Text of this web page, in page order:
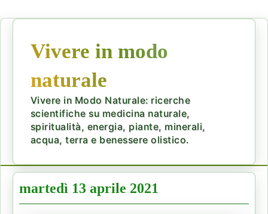
Vivere in modo
naturale
Vivere in Modo Naturale: ricerche
scientifiche su medicina naturale,
spiritualità, energia, piante, minerali,
acqua, terra e benessere olistico.
martedì 13 aprile 2021